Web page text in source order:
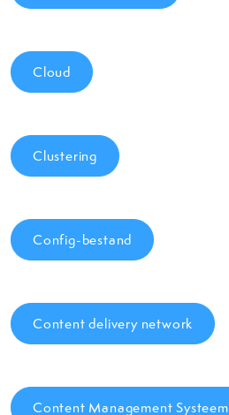
Cloud
Clustering
Config-bestand
Content delivery network
Content Management Systeem